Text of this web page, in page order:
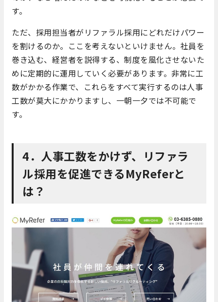
す。
ただ、採用担当者がリファラル採用にどれだけパワー
を割けるのか。ここを考えないといけません。社員を
巻き込む、経営者を説得する、制度を風化させないた
めに定期的に運用していく必要があります。非常に工
数がかかる作業で、これらをすべて実行するのは人事
工数が莫大にかかりますし、一朝一夕では不可能で
す。
4．人事工数をかけず、リファラ
ル採用を促進できるMyReferと
は？